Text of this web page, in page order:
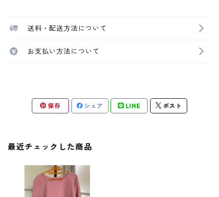
送料・配送方法について
お支払い方法について
保存 シェア LINE ポスト
最近チェックした商品